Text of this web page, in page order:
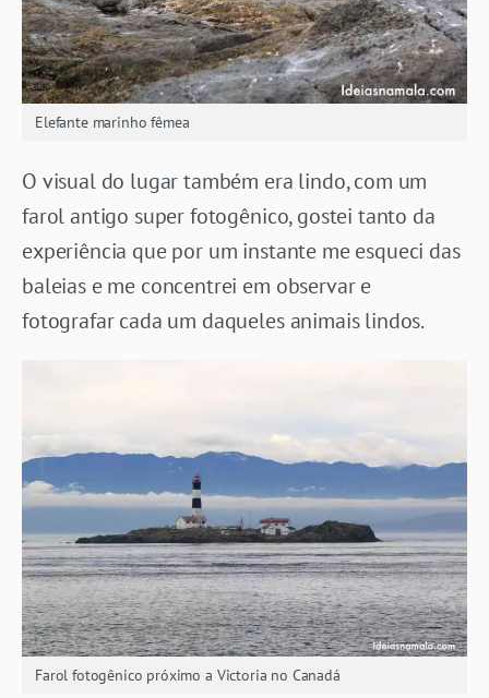
Elefante marinho fêmea
O visual do lugar também era lindo, com um
farol antigo super fotogênico, gostei tanto da
experiência que por um instante me esqueci das
baleias e me concentrei em observar e
fotografar cada um daqueles animais lindos.
Farol fotogênico próximo a Victoria no Canadá